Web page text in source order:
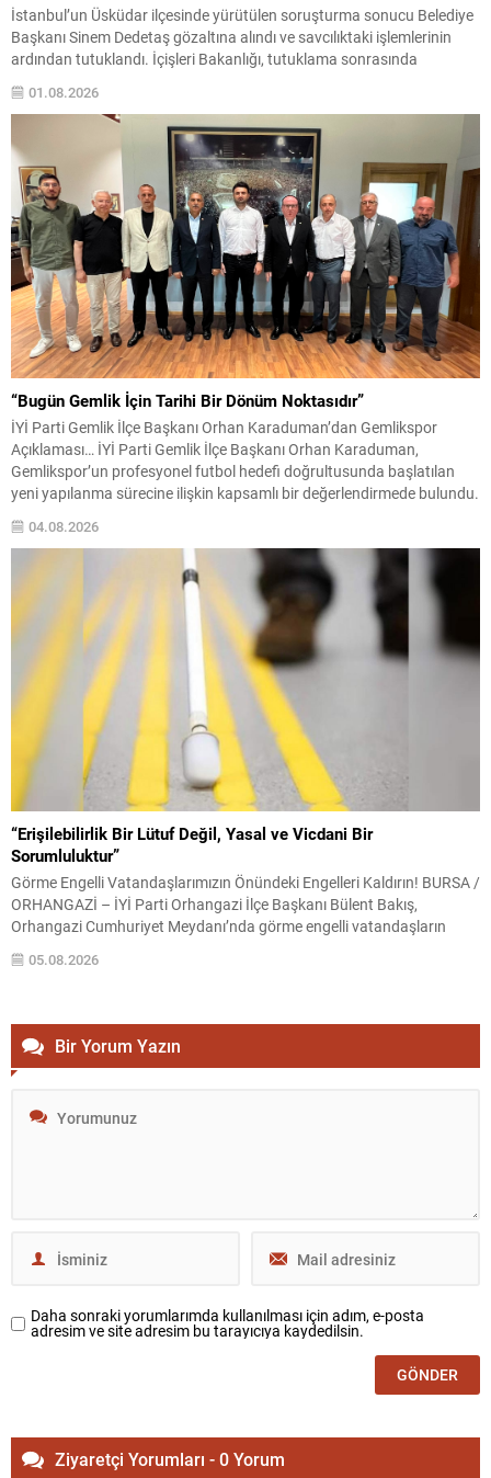
İstanbul’un Üsküdar ilçesinde yürütülen soruşturma sonucu Belediye
Başkanı Sinem Dedetaş gözaltına alındı ve savcılıktaki işlemlerinin
ardından tutuklandı. İçişleri Bakanlığı, tutuklama sonrasında
kapsamında, ilgililere yönelik “suç işlemek amacıyla örgüt kurma,
rüşvet ve irtikap” iddiaları yer alıyor. Valilikten yapılan açıklamada,
dosyaya ilişkin işlemlerin devam ettiği bilgisi...
01.08.2026
“Bugün Gemlik İçin Tarihi Bir Dönüm Noktasıdır”
İYİ Parti Gemlik İlçe Başkanı Orhan Karaduman’dan Gemlikspor
Açıklaması… İYİ Parti Gemlik İlçe Başkanı Orhan Karaduman,
Gemlikspor’un profesyonel futbol hedefi doğrultusunda başlatılan
yeni yapılanma sürecine ilişkin kapsamlı bir değerlendirmede bulundu.
sporun yalnızca saha içinde kazanılan başarılarla sınırlı olmadığını,
ilçenin sosyal, ekonomik...
04.08.2026
“Erişilebilirlik Bir Lütuf Değil, Yasal ve Vicdani Bir
Sorumluluktur”
Görme Engelli Vatandaşlarımızın Önündeki Engelleri Kaldırın! BURSA /
ORHANGAZİ – İYİ Parti Orhangazi İlçe Başkanı Bülent Bakış,
Orhangazi Cumhuriyet Meydanı’nda görme engelli vatandaşların
kullandığı hissedilebilir yürüme yolunun ortasında bulunan direğe sert
tepki göstererek, belediyeleri ve yetkilileri göreve çağırdı. Görme engelli
05.08.2026
Bir Yorum Yazın
Daha sonraki yorumlarımda kullanılması için adım, e-posta
adresim ve site adresim bu tarayıcıya kaydedilsin.
Ziyaretçi Yorumları - 0 Yorum